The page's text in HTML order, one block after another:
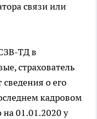
связи или
ТД в
страхователь
о его
кадровом
01.01.2020 у